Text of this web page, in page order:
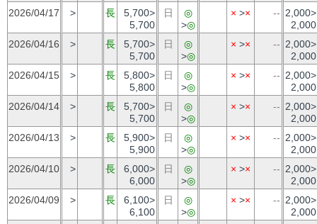
2026/04/17
> 長
5,700>
5,700
日
◎
>◎
× >× -- 2,000>
2,000
2026/04/16
> 長
5,700>
5,700
日
◎
>◎
× >× -- 2,000>
2,000
2026/04/15
> 長
5,800>
5,800
日
◎
>◎
× >× -- 2,000>
2,000
2026/04/14
> 長
5,700>
5,700
日
◎
>◎
× >× -- 2,000>
2,000
2026/04/13
> 長
5,900>
5,900
日
◎
>◎
× >× -- 2,000>
2,000
2026/04/10
> 長
6,000>
6,000
日
◎
>◎
× >× -- 2,000>
2,000
2026/04/09
> 長
6,100>
6,100
日
◎
>◎
× >× -- 2,000>
2,000